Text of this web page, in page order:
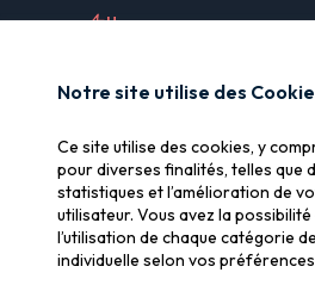
Urgences
LIENS
Assurance &
Pourquoi SOS Data
Gérer les
Notre site utilise des
Ce site utilise des cookies, y
pour diverses finalités, telles que
statistiques et l’amélioration de
utilisateur. Vous avez la
l’utilisation de chaque catégorie
individuelle selon vos